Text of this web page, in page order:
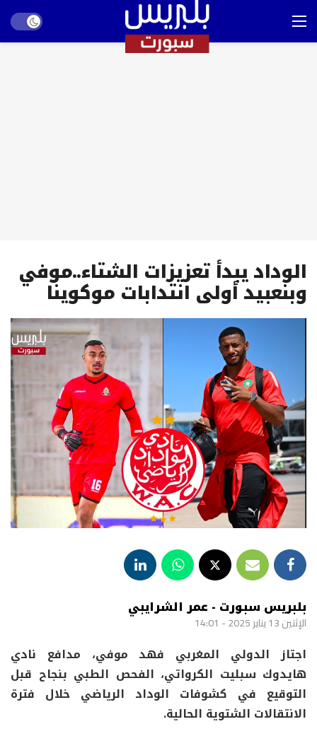
mode
الوداد يبدأ تعزيزات الشتاء..موفي
وبنعبيد أولى انتدابات موكوينا
بلبريس سبورت - عمر الشرايبي
الإثنين 13 يناير 2025 - 14:01
اجتاز الدولي المغربي فهد موفي، مدافع نادي
هايدوك سبليت الكرواتي، الفحص الطبي بنجاح قبل
التوقيع في كشوفات الوداد الرياضي خلال فترة
الانتقالات الشتوية الحالية.